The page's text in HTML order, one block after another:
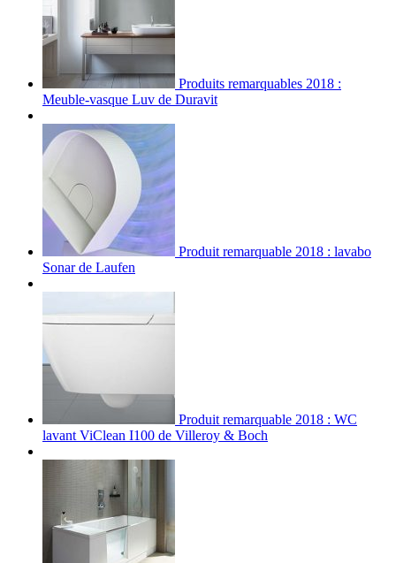
Produits remarquables 2018 :
Meuble-vasque Luv de Duravit
Produit remarquable 2018 : lavabo
Sonar de Laufen
Produit remarquable 2018 : WC
lavant ViClean I100 de Villeroy & Boch